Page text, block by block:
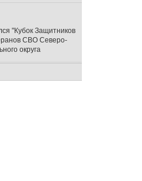
"Кубок Защитников
СВО Северо-
округа